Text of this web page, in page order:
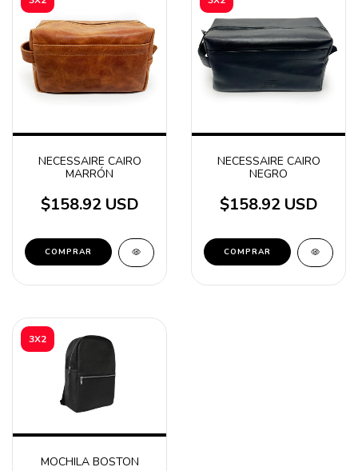
NECESSAIRE CAIRO
MARRÓN
$158.92 USD
NECESSAIRE CAIRO
NEGRO
$158.92 USD
3X2
MOCHILA BOSTON